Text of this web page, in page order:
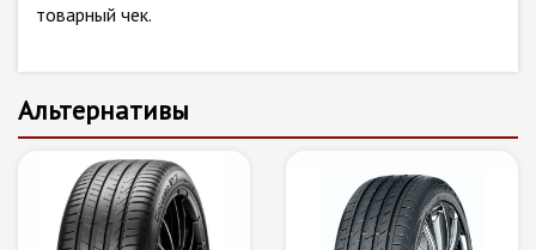
товарный чек.
Альтернативы